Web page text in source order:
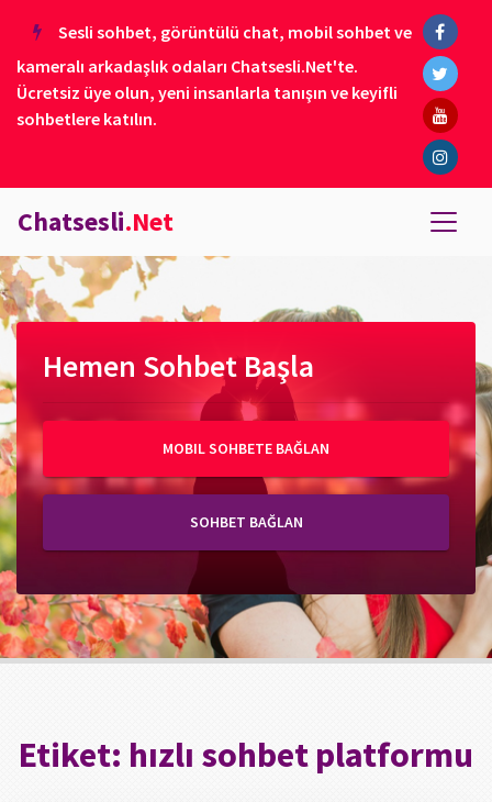
Sesli sohbet, görüntülü chat, mobil sohbet ve
kameralı arkadaşlık odaları Chatsesli.Net'te.
Ücretsiz üye olun, yeni insanlarla tanışın ve keyifli
sohbetlere katılın.
Chatsesli.Net
Hemen Sohbet Başla
MOBIL SOHBETE BAĞLAN
SOHBET BAĞLAN
Etiket: hızlı sohbet platformu